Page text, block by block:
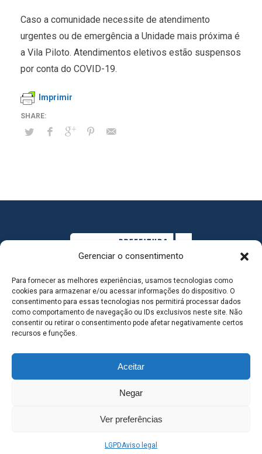
Gerenciar o consentimento
Para fornecer as melhores experiências, usamos tecnologias como
cookies para armazenar e/ou acessar informações do dispositivo. O
consentimento para essas tecnologias nos permitirá processar dados
como comportamento de navegação ou IDs exclusivos neste site. Não
consentir ou retirar o consentimento pode afetar negativamente certos
recursos e funções.
Aceitar
Negar
Ver preferências
LGPDAviso legal
Caso a comunidade necessite de atendimento
urgentes ou de emergência a Unidade mais próxima é
a Vila Piloto. Atendimentos eletivos estão suspensos
por conta do COVID-19.
Imprimir
MAPA DO SITE
SEDE DO ADMINISTRATIVO MUNICIPAL - Avenida